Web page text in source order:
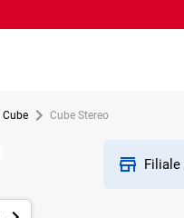
Cube Cube Stereo
Filiale